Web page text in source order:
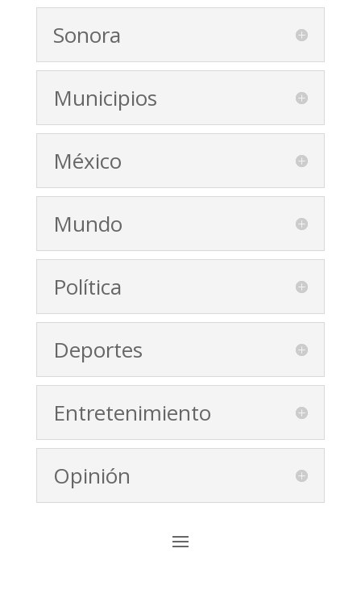
Sonora
Municipios
México
Mundo
Política
Deportes
Entretenimiento
Opinión